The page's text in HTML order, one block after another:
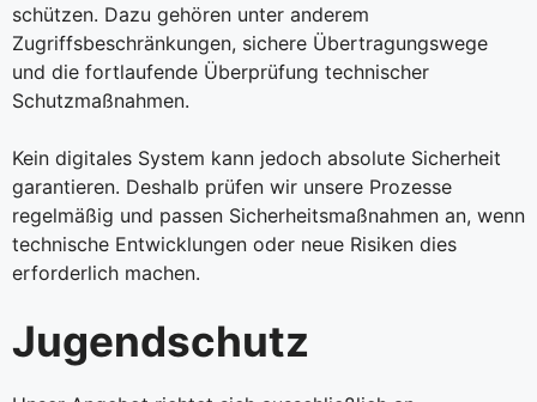
schützen. Dazu gehören unter anderem
Zugriffsbeschränkungen, sichere Übertragungswege
und die fortlaufende Überprüfung technischer
Schutzmaßnahmen.
Kein digitales System kann jedoch absolute Sicherheit
garantieren. Deshalb prüfen wir unsere Prozesse
regelmäßig und passen Sicherheitsmaßnahmen an, wenn
technische Entwicklungen oder neue Risiken dies
erforderlich machen.
Jugendschutz